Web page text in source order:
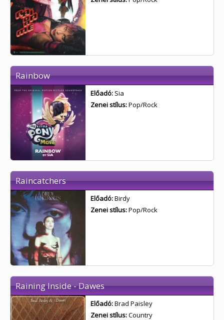
Rainbow
Előadó: Sia
Zenei stílus:Pop/Rock
Raincatchers
Előadó:Birdy
Zenei stílus:Pop/Rock
Raining Inside - Dawes
Előadó:Brad Paisley
Zenei stílus:Country